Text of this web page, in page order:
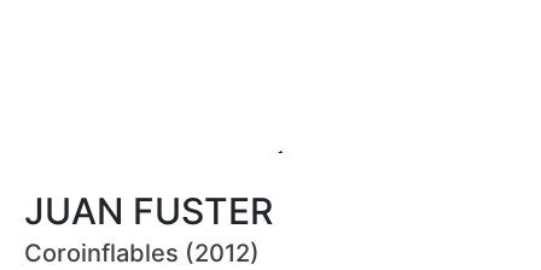
JUAN FUSTER
Coroinflables (2012)